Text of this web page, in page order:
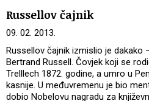
Russellov čajnik
09. 02. 2013.
Russellov čajnik izmislio je dakako
Bertrand Russell. Čovjek koji se
Trelllech 1872. godine, a umro u
kasnije. U međuvremenu je bio
dobio Nobelovu nagradu za